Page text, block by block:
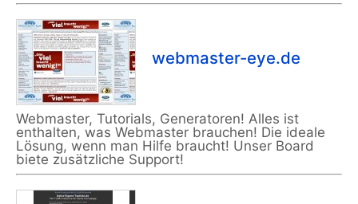
webmaster-eye.de
Webmaster, Tutorials, Generatoren! Alles ist
enthalten, was Webmaster brauchen! Die ideale
Lösung, wenn man Hilfe braucht! Unser Board
biete zusätzliche Support!